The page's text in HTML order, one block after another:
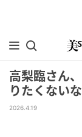
高梨臨さん
りたくない
2026.4.19